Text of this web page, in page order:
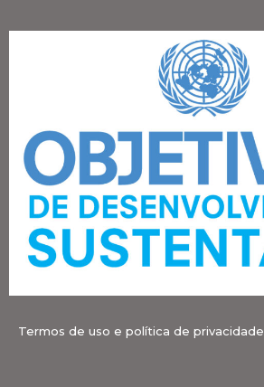
Termos de uso e política de privacidade